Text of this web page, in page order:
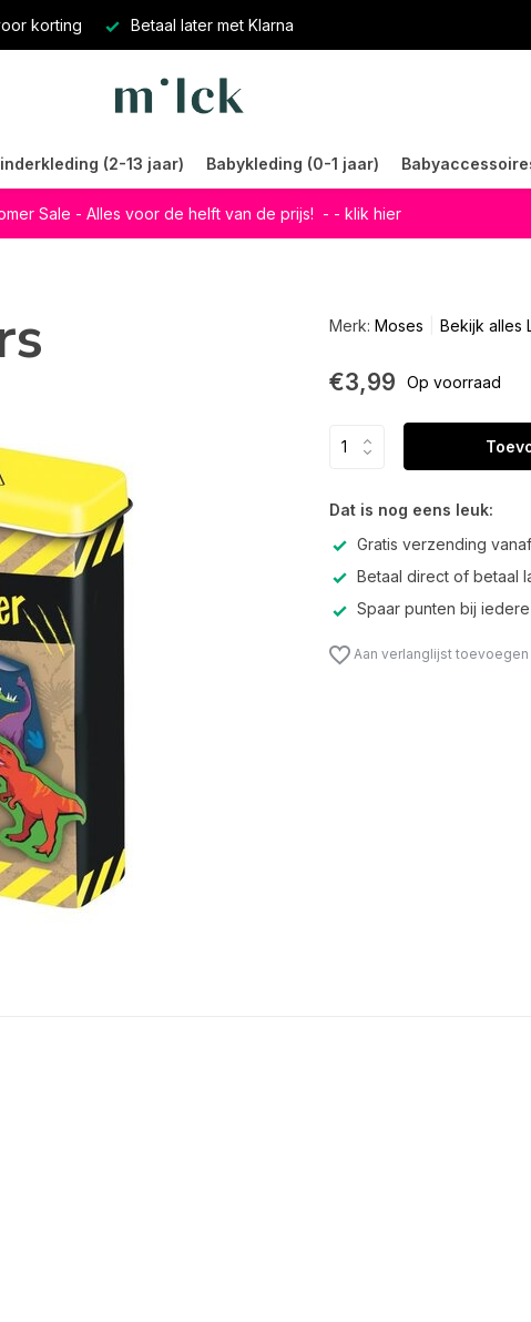
korting Betaal later met Klarna
(2-13 jaar) Babykleding (0-1 jaar)
Sale - Alles voor de helft van de prijs! - - klik hier
Merk: Moses Bekijk alles
€3,99 Op voorraad
Dat is nog eens leuk:
Gratis verzending
Betaal direct of betaal
Spaar punten bij
Aan verlanglijst toevoegen